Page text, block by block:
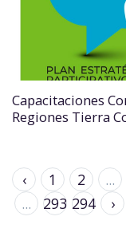
Capacitaciones
Regiones Tierra
‹ 1 2 ...
...
293 294 ›